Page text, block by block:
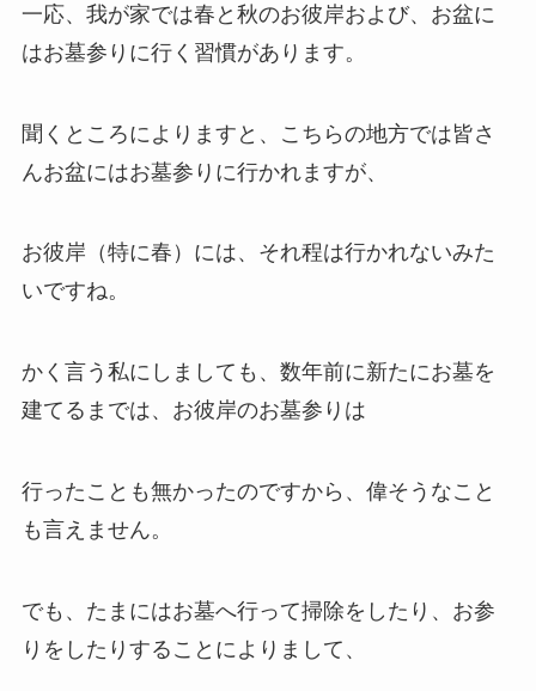
一応、我が家では春と秋のお彼岸および、お盆に
はお墓参りに行く習慣があります。
聞くところによりますと、こちらの地方では皆さ
んお盆にはお墓参りに行かれますが、
お彼岸（特に春）には、それ程は行かれないみた
いですね。
かく言う私にしましても、数年前に新たにお墓を
建てるまでは、お彼岸のお墓参りは
行ったことも無かったのですから、偉そうなこと
も言えません。
でも、たまにはお墓へ行って掃除をしたり、お参
りをしたりすることによりまして、